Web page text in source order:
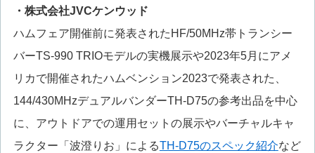
・株式会社JVCケンウッド
ハムフェア開催前に発表されたHF/50MHz帯トランシー
バーTS-990 TRIOモデルの実機展示や2023年5月にアメ
リカで開催されたハムベンション2023で発表された、
144/430MHzデュアルバンダーTH-D75の参考出品を中心
に、アウトドアでの運用セットの展示やバーチャルキャ
ラクター「波澄りお」によるTH-D75のスペック紹介など